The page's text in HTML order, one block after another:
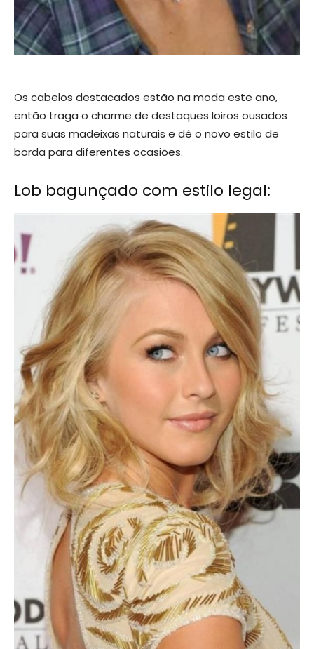
Os cabelos destacados estão na moda este ano,
então traga o charme de destaques loiros ousados ​​
para suas madeixas naturais e dê o novo estilo de
borda para diferentes ocasiões.
Lob bagunçado com estilo legal: